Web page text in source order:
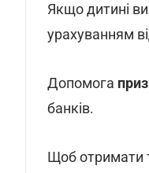
Якщо дитині
урахуванням
Допомога
банків.
Щоб отримати